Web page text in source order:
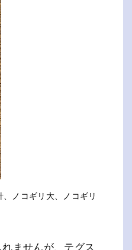
ノコギリ大、ノコギリ
ませんが、テグス